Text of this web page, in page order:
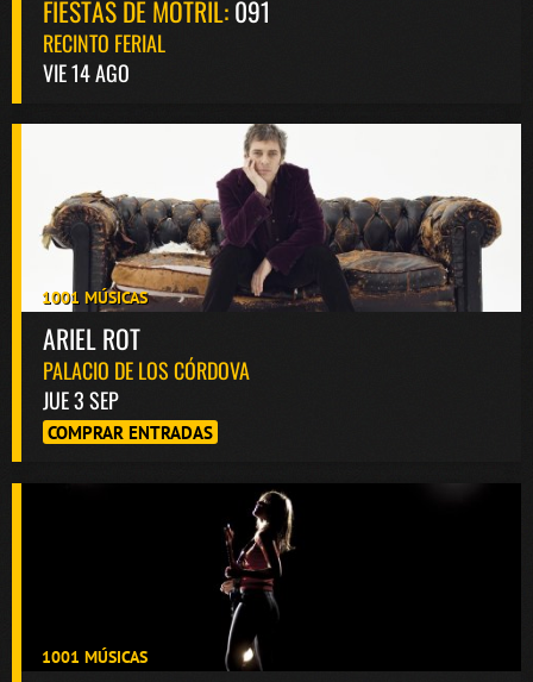
FIESTAS DE MOTRIL:091
RECINTO FERIAL
VIE 14 AGO
1001 MÚSICAS
ARIEL ROT
PALACIO DE LOS CÓRDOVA
JUE 3 SEP
COMPRAR ENTRADAS
1001 MÚSICAS